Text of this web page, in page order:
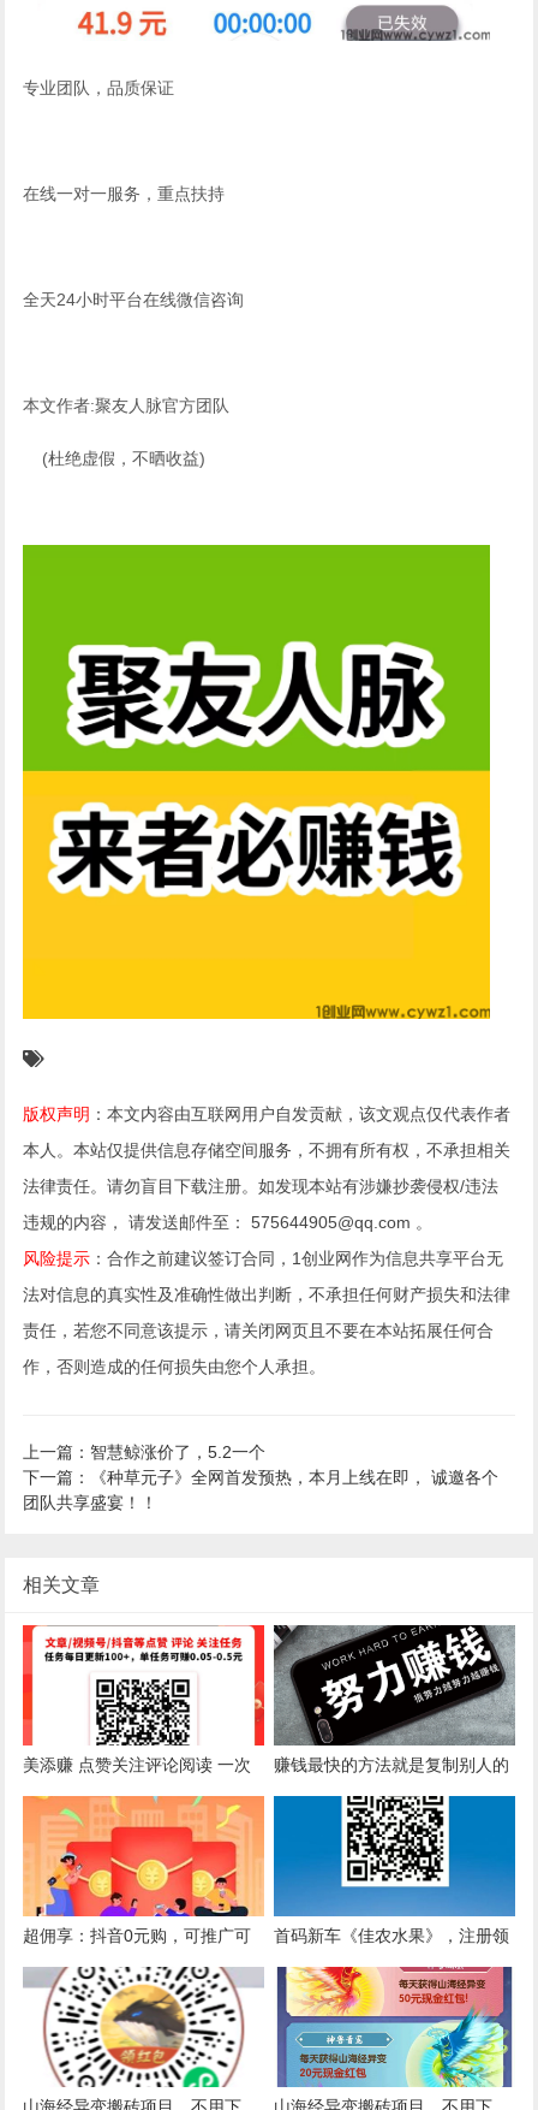
专业团队，品质保证
在线一对一服务，重点扶持
全天24小时平台在线微信咨询
本文作者:聚友人脉官方团队
(杜绝虚假，不晒收益)
版权声明 ：本文内容由互联网用户自发贡献，该文观点仅代表作者
本人。本站仅提供信息存储空间服务，不拥有所有权，不承担相关
法律责任。请勿盲目下载注册。如发现本站有涉嫌抄袭侵权/违法
违规的内容， 请发送邮件至： 575644905@qq.com 。
风险提示 ：合作之前建议签订合同，1创业网作为信息共享平台无
法对信息的真实性及准确性做出判断，不承担任何财产损失和法律
责任，若您不同意该提示，请关闭网页且不要在本站拓展任何合
作，否则造成的任何损失由您个人承担。
上一篇：智慧鲸涨价了，5.2一个
下一篇：《种草元子》全网首发预热，本月上线在即， 诚邀各个
团队共享盛宴！！
相关文章
美添赚 点赞关注评论阅读 一次
0.07
赚钱最快的方法就是复制别人的
超佣享：抖音0元购，可推广可
搬砖，1天30+，稳定长久
首码新车《佳农水果》，注册领
取价值999元苹果树